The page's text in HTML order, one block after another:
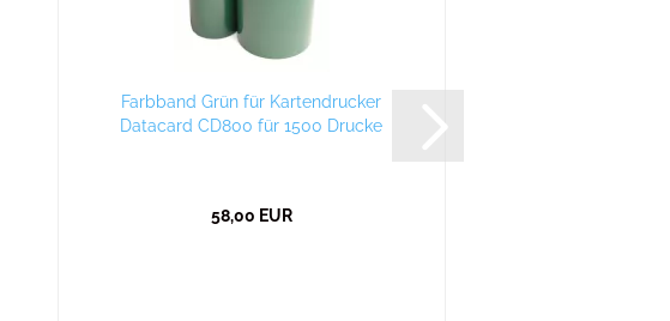
Farbband Grün für Kartendrucker
Datacard CD800 für 1500 Drucke
58,00 EUR